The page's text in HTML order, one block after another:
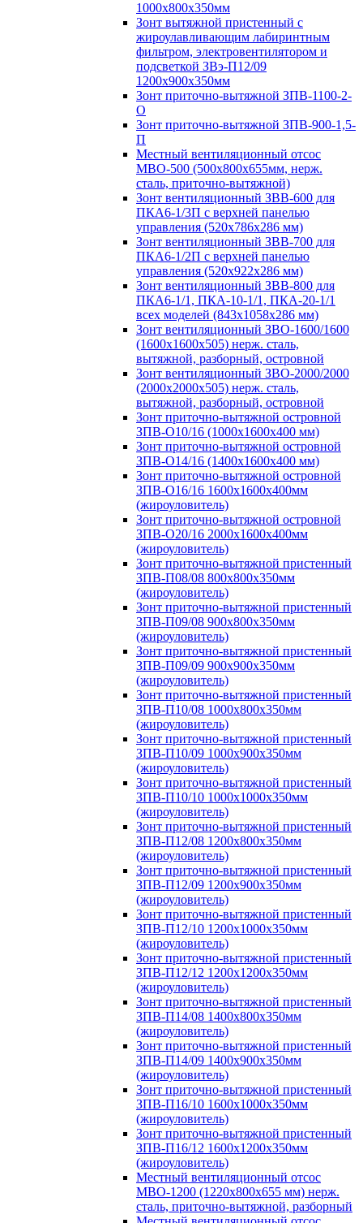
1000х800х350мм
Зонт вытяжной пристенный с
жироулавливающим лабиринтным
фильтром, электровентилятором и
подсветкой ЗВэ-П12/09
1200х900х350мм
Зонт приточно-вытяжной ЗПВ-1100-2-
О
Зонт приточно-вытяжной ЗПВ-900-1,5-
П
Местный вентиляционный отсос
МВО-500 (500х800х655мм, нерж.
сталь, приточно-вытяжной)
Зонт вентиляционный ЗВВ-600 для
ПКА6-1/3П с верхней панелью
управления (520х786х286 мм)
Зонт вентиляционный ЗВВ-700 для
ПКА6-1/2П с верхней панелью
управления (520х922х286 мм)
Зонт вентиляционный ЗВВ-800 для
ПКА6-1/1, ПКА-10-1/1, ПКА-20-1/1
всех моделей (843х1058х286 мм)
Зонт вентиляционный ЗВО-1600/1600
(1600х1600х505) нерж. сталь,
вытяжной, разборный, островной
Зонт вентиляционный ЗВО-2000/2000
(2000х2000х505) нерж. сталь,
вытяжной, разборный, островной
Зонт приточно-вытяжной островной
ЗПВ-О10/16 (1000х1600х400 мм)
Зонт приточно-вытяжной островной
ЗПВ-О14/16 (1400х1600х400 мм)
Зонт приточно-вытяжной островной
ЗПВ-О16/16 1600х1600х400мм
(жироуловитель)
Зонт приточно-вытяжной островной
ЗПВ-О20/16 2000х1600х400мм
(жироуловитель)
Зонт приточно-вытяжной пристенный
ЗПВ-П08/08 800х800х350мм
(жироуловитель)
Зонт приточно-вытяжной пристенный
ЗПВ-П09/08 900х800х350мм
(жироуловитель)
Зонт приточно-вытяжной пристенный
ЗПВ-П09/09 900х900х350мм
(жироуловитель)
Зонт приточно-вытяжной пристенный
ЗПВ-П10/08 1000х800х350мм
(жироуловитель)
Зонт приточно-вытяжной пристенный
ЗПВ-П10/09 1000х900х350мм
(жироуловитель)
Зонт приточно-вытяжной пристенный
ЗПВ-П10/10 1000х1000х350мм
(жироуловитель)
Зонт приточно-вытяжной пристенный
ЗПВ-П12/08 1200х800х350мм
(жироуловитель)
Зонт приточно-вытяжной пристенный
ЗПВ-П12/09 1200х900х350мм
(жироуловитель)
Зонт приточно-вытяжной пристенный
ЗПВ-П12/10 1200х1000х350мм
(жироуловитель)
Зонт приточно-вытяжной пристенный
ЗПВ-П12/12 1200х1200х350мм
(жироуловитель)
Зонт приточно-вытяжной пристенный
ЗПВ-П14/08 1400х800х350мм
(жироуловитель)
Зонт приточно-вытяжной пристенный
ЗПВ-П14/09 1400х900х350мм
(жироуловитель)
Зонт приточно-вытяжной пристенный
ЗПВ-П16/10 1600х1000х350мм
(жироуловитель)
Зонт приточно-вытяжной пристенный
ЗПВ-П16/12 1600х1200х350мм
(жироуловитель)
Местный вентиляционный отсос
МВО-1200 (1220х800х655 мм) нерж.
сталь, приточно-вытяжной, разборный